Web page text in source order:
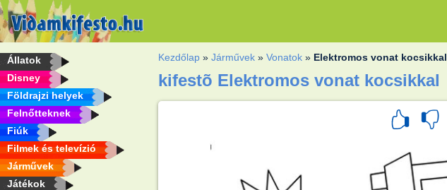
Állatok
Disney
Földrajzi helyek
Felnőtteknek
Fiúk
Filmek és televízió
Járművek
Játékok
Kezdőlap »Járművek »Vonatok » Elektromos vonat kocsikkal
kifestõ Elektromos vonat kocsikkal